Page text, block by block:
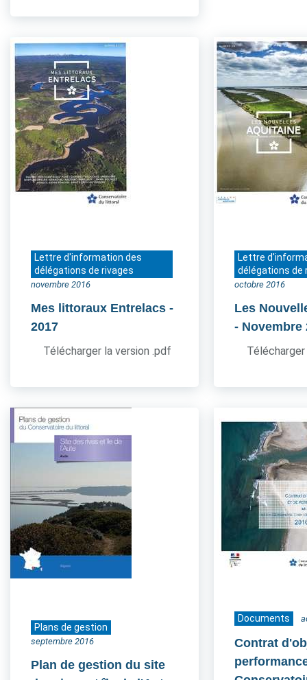
Lettre d'information des
délégations de rivages
novembre 2016
Mes littoraux Entrelacs -
2017
Télécharger la version .pdf
Lettre
délégations de
octobre 2016
Les
- Novembre
Plans de gestion
septembre 2016
Plan de gestion du site
Documents
Contrat